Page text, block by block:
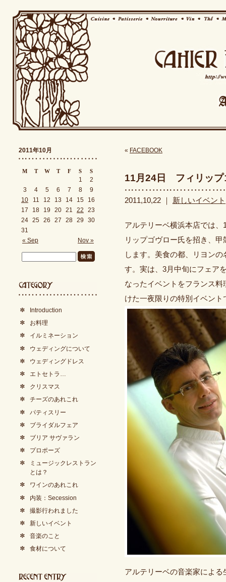
« FACEBOOK
11月24日 フィリップ
2011,10,22 ｜ 新しいイベント
アルテリーベ横浜本店では
リップゴヴロー氏を招き、
します。美食の都、リヨン
す。実は、3月中旬にフェア
なったイベントをフランス
けた一夜限りの特別イベント
アルテリーベの音楽家によ
2011年10月
M T W T F S S
« Sep Nov »
1
2
3
4 5 6 7 8
9
10
11 12 13 14 15
16
17
18 19 20 21 22
23
24 25 26 27 28 29
30
31
Introduction
お料理
イルミネーション
ウェディングについて
ウェディングドレス
エトセトラ…
クリスマス
チーズのあれこれ
パティスリー
ブライダルフェア
ブリア サヴァラン
プロポーズ
ミュージックレストラン
とは？
ワインのあれこれ
内装：Secession
撮影行われました
新しいイベント
音楽のこと
食材について